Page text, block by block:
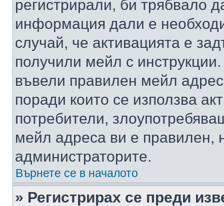
регистрирали, би трябвало
информация дали е
случай, че активацията е
получили мейл с
въвели правилен мейл
поради които се използва
потребители,
мейл адреса ви е правилен,
администраторите.
Върнете се в началото
» Регистрирах се преди